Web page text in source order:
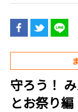
守ろう！
とお祭り編